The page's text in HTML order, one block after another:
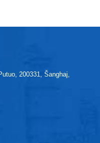
materiálom na
účinne zabraňuje
zosilňovací a
teplote.
200331, Šanghaj,